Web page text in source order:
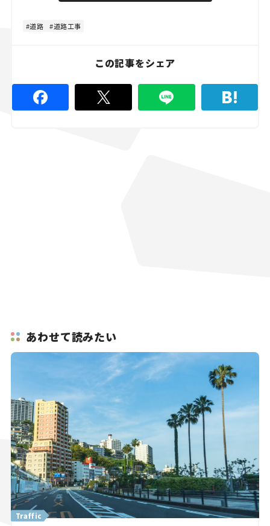
道路 道路工事
この記事をシェア
あわせて読みたい
Traffic